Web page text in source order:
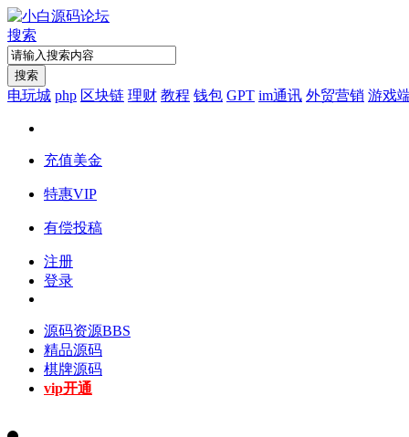
搜索
搜索
电玩城 php 区块链 理财 教程 钱包 GPT im通讯 外贸营销 游戏
充值美金
特惠VIP
有偿投稿
注册
登录
源码资源BBS
精品源码
棋牌源码
vip开通